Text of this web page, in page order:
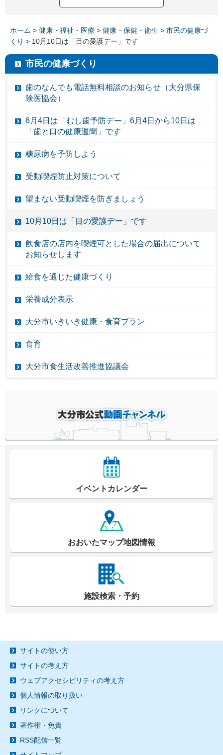
ホーム > 健康・福祉・医療 > 健康・保健・衛生 > 市民の健康づ
くり > 10月10日は「目の愛護デー」です
市民の健康づくり
歯のなんでも電話無料相談のお知らせ（大分県保
険医協会）
6月4日は「むし歯予防デー」6月4日から10日は
「歯と口の健康週間」です
糖尿病を予防しよう
受動喫煙防止対策について
望まない受動喫煙を防ぎましょう
10月10日は「目の愛護デー」です
飲食店の店内を喫煙可とした場合の届出について
お知らせします
給食を通じた健康づくり
栄養成分表示
大分市いきいき健康・食育プラン
食育
大分市食生活改善推進協議会
イベントカレンダー
おおいたマップ地図情報
施設検索・予約
サイトの使い方
サイトの考え方
ウェブアクセシビリティの考え方
個人情報の取り扱い
リンクについて
著作権・免責
RSS配信一覧